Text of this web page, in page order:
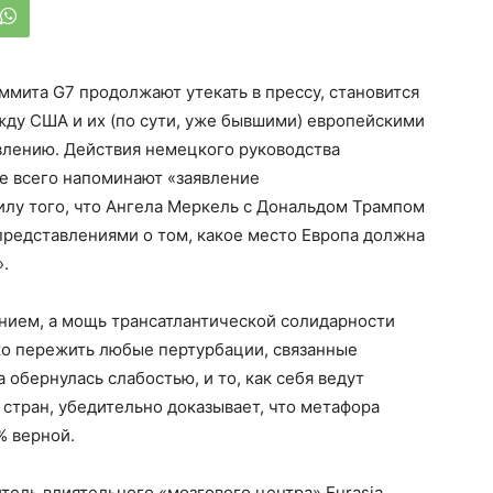
G7 продолжают утекать в прессу, становится
США и их (по сути, уже бывшими) европейскими
Действия немецкого руководства
напоминают «заявление
того, что Ангела Меркель с Дональдом Трампом
о том, какое место Европа должна
а мощь трансатлантической солидарности
пережить любые пертурбации, связанные
слабостью, и то, как себя ведут
убедительно доказывает, что метафора
верной.